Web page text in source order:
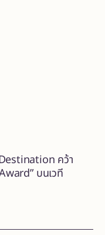
คว้า
บนเวที